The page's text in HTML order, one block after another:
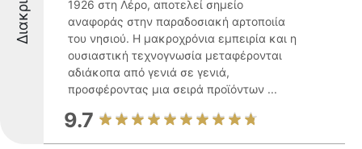
1926 στη Λέρο, αποτελεί σημείο
αναφοράς στην παραδοσιακή αρτοποιία
του νησιού. Η μακροχρόνια εμπειρία και η
ουσιαστική τεχνογνωσία μεταφέρονται
αδιάκοπα από γενιά σε γενιά,
προσφέροντας μια σειρά προϊόντων ...
9.7